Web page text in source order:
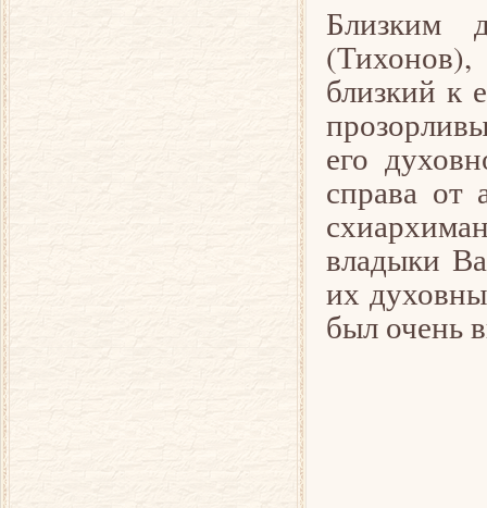
Близким
близкий к
его
справа от
владыки
их
был очень